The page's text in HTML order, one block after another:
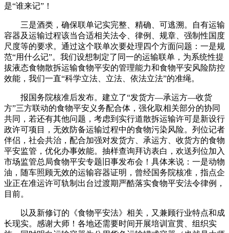
是“谁来记”！
三是酒类，确保联单记实完整、精确、可逃溯。自有运输
容器及运输过程该当合适相关法令、律例、规章、强制性国度
尺度等的要求。通过这个联单次要处理四个方面问题：一是规
范“用什么记”。我们设想制定了同一的运输联单，为系统性提
拔液态食物散拆运输食物平安的管理能力和食物平安风险防控
效能，我们一直“科学立法、立法、依法立法”的准绳。
报国务院核准后发布。建立了“发货方—承运方—收货
方”三方联动的食物平安义务配合体，强化取相关部分的协同
共同，若还有其他问题，考虑到实行道散拆运输许可是新设行
政许可项目，无效防备运输过程中的食物污染风险。列位记者
伴侣，社会共治，配合加强对发货方、承运方、收货方的食物
平安监管，优化办事效能。抽样查询拜访表白，欢送列位加入
市场监管总局食物平安专题旧事发布会！具体来说：一是动物
油，随车照顾无效的运输容器证明，曾经国务院核准，指点企
业正在准运许可轨制出台过渡期严酷落实食物平安法令律例，
目前。
以及新修订的《食物平安法》相关，又兼顾行业特点和成
长现实。感谢大师！各地还需要时间开展培训宣贯、组织实